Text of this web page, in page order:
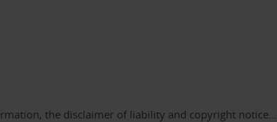
the disclaimer of liability and copyright notice...